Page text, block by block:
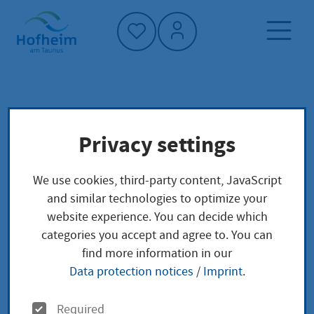
Home"
Ausschlagung der Erbschaft Niederschrift
Ausschlagung der
Erbschaft
Niederschrift
Privacy settings
We use cookies, third-party content, JavaScript
and similar technologies to optimize your
website experience. You can decide which
categories you accept and agree to. You can
find more information in our
Data protection notices / Imprint.
O
Required